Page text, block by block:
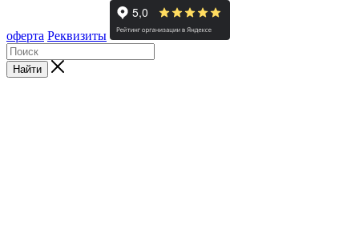
оферта Реквизиты
Найти